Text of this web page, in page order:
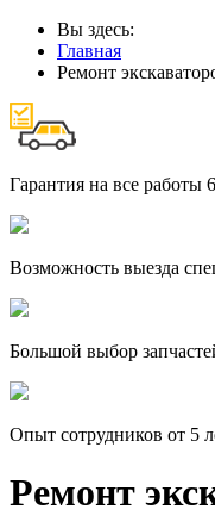
Вы здесь:
Главная
Ремонт
Гарантия на все работы
Возможность выезда
Большой выбор
Опыт сотрудников от 5
Ремонт